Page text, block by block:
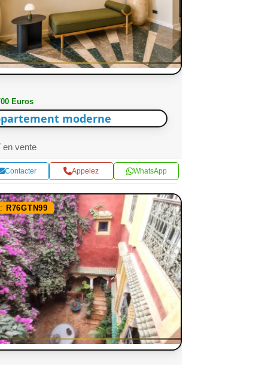
Euros
moderne
en vente
Contacter Appelez WhatsApp
R76GTN99